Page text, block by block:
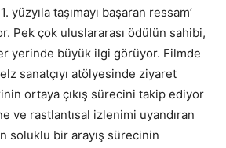
yüzyıla taşımayı başaran ressam’
Pek çok uluslararası ödülün sahibi,
yerinde büyük ilgi görüyor. Filmde
sanatçıyı atölyesinde ziyaret
ortaya çıkış sürecini takip ediyor
ve rastlantısal izlenimi uyandıran
soluklu bir arayış sürecinin